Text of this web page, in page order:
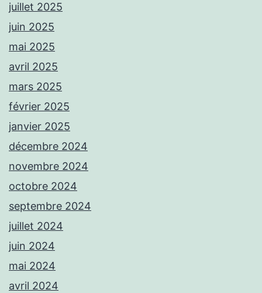
juillet 2025
juin 2025
mai 2025
avril 2025
mars 2025
février 2025
janvier 2025
décembre 2024
novembre 2024
octobre 2024
septembre 2024
juillet 2024
juin 2024
mai 2024
avril 2024